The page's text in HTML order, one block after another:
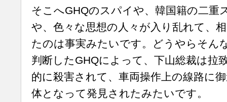
そこへGHQのスパイや、韓国籍の二重
や、色々な思想の人々が入り乱れて、
たのは事実みたいです。どうやらそん
判断したGHQによって、下山総裁は拉
的に殺害されて、車両操作上の線路に
体となって発見されたみたいです。